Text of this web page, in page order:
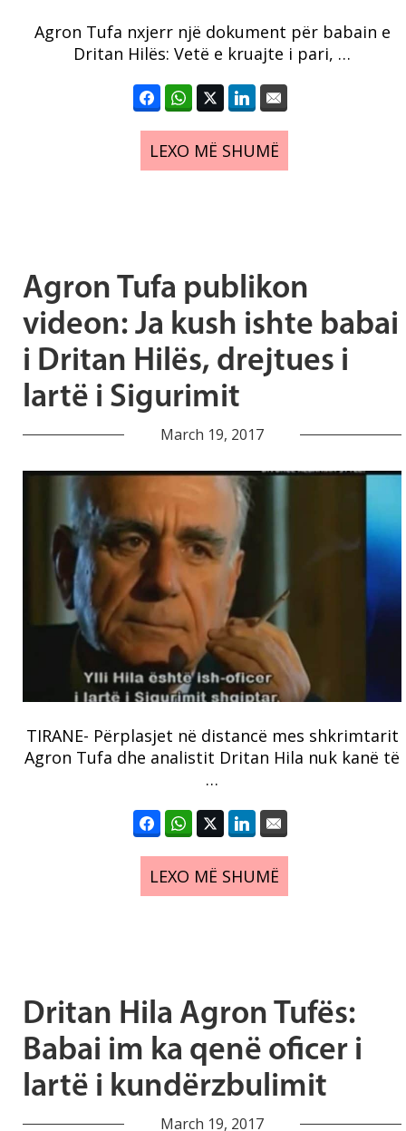
Agron Tufa nxjerr një dokument për babain e
Dritan Hilës: Vetë e kruajte i pari, …
LEXO MË SHUMË
Agron Tufa publikon
videon: Ja kush ishte babai
i Dritan Hilës, drejtues i
lartë i Sigurimit
March 19, 2017
TIRANE- Përplasjet në distancë mes shkrimtarit
Agron Tufa dhe analistit Dritan Hila nuk kanë të
…
LEXO MË SHUMË
Dritan Hila Agron Tufës:
Babai im ka qenë oficer i
lartë i kundërzbulimit
March 19, 2017